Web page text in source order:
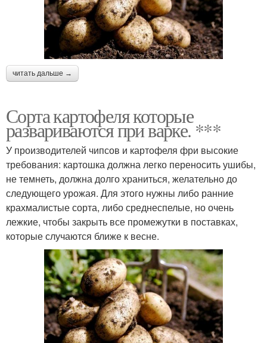
читать дальше →
Сорта картофеля которые
развариваются при варке. ***
У производителей чипсов и картофеля фри высокие
требования: картошка должна легко переносить ушибы,
не темнеть, должна долго храниться, желательно до
следующего урожая. Для этого нужны либо ранние
крахмалистые сорта, либо среднеспелые, но очень
лежкие, чтобы закрыть все промежутки в поставках,
которые случаются ближе к весне.